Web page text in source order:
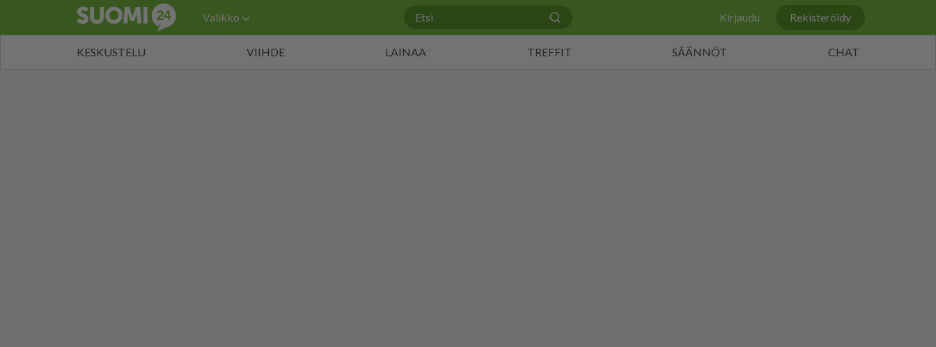
Valikko Kirjaudu Rekisteröidy
KESKUSTELU VIIHDE LAINAA TREFFIT SÄÄNNÖT CHAT